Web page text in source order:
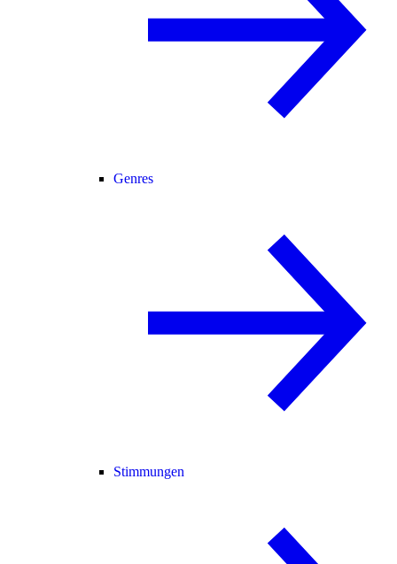
Genres
Stimmungen